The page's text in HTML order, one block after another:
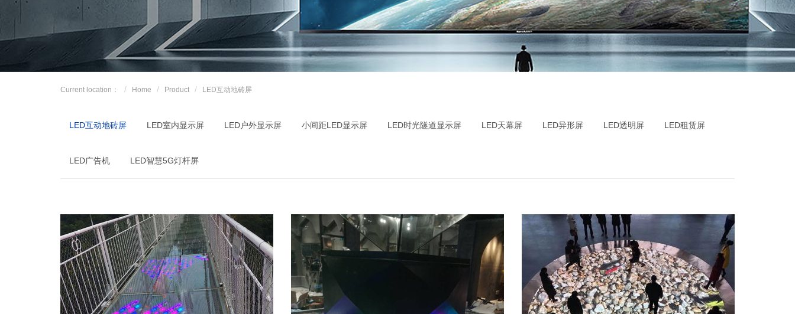
Contact us
Current location： Home Product LED互动地砖屏
LED互动地砖屏 LED室内显示屏 LED户外显示屏 小间距LED显示屏 LED时光隧道显示屏 LED天幕屏 LED异形屏 LED透明屏 LED租赁屏
LED广告机 LED智慧5G灯杆屏